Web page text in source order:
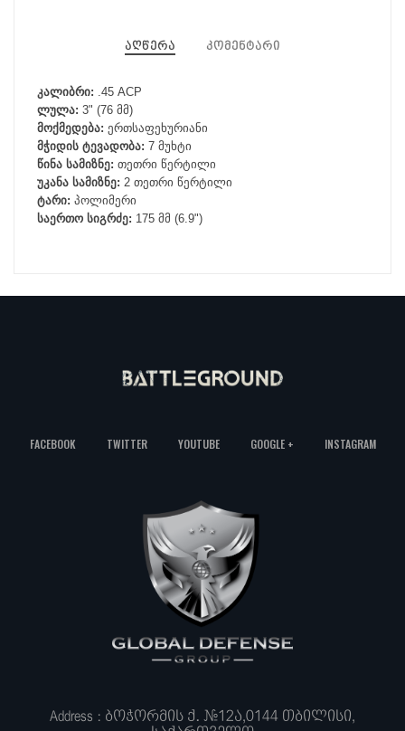
აღწერა კომენტარი
კალიბრი: .45 ACP
ლულა: 3" (76 მმ)
მოქმედება: ერთსაფეხურიანი
მჭიდის ტევადობა: 7 მუხტი
წინა სამიზნე: თეთრი წერტილი
უკანა სამიზნე: 2 თეთრი წერტილი
ტარი: პოლიმერი
საერთო სიგრძე: 175 მმ (6.9")
FACEBOOK TWITTER YOUTUBE GOOGLE + INSTAGRAM
Address : ბოჭორმის ქ. #12ა,0144 თბილისი,